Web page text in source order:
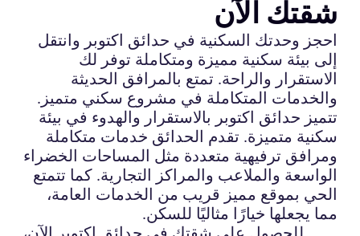
شقتك الآن
احجز وحدتك السكنية في حدائق اكتوبر وانتقل
إلى بيئة سكنية مميزة ومتكاملة توفر لك
الاستقرار والراحة. تمتع بالمرافق الحديثة
والخدمات المتكاملة في مشروع سكني متميز.
تتميز حدائق اكتوبر بالاستقرار والهدوء في بيئة
سكنية متميزة. تقدم الحدائق خدمات متكاملة
ومرافق ترفيهية متعددة مثل المساحات الخضراء
الواسعة والملاعب والمراكز التجارية. كما تتمتع
الحي بموقع مميز قريب من الخدمات العامة،
مما يجعلها خيارًا مثاليًا للسكن.